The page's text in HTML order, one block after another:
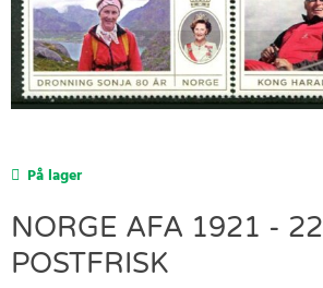
På lager
NORGE AFA 1921 - 22
POSTFRISK